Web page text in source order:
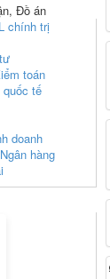
Đồ án
chính trị
toán
quốc tế
doanh
hàng